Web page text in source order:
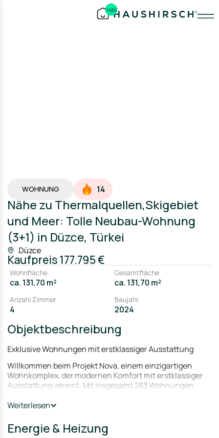
1480
WOHNUNG 14
Nähe zu Thermalquellen,Skigebiet
und Meer: Tolle Neubau-Wohnung
(3+1) in Düzce, Türkei
Düzce
Kaufpreis177.795 €
Wohnfläche
ca. 131,70 m²
Gesamtfläche
ca. 131,70 m²
Anzahl Zimmer
4
Baujahr
2024
Objektbeschreibung
Exklusive Wohnungen mit erstklassiger Ausstattung
Willkommen beim Projekt Nova, einem einzigartigen
Wohnkomplex, der modernen Komfort mit erstklassiger
Ausstattung vereint. Mit insgesamt 283 Wohnungen,
Zuhause für höchste Ansprüche.
Grundstück und Lage:
Das Projekt Nova erstreckt sich über ein Grundstück von
Weiterlesen
Energie & Heizung